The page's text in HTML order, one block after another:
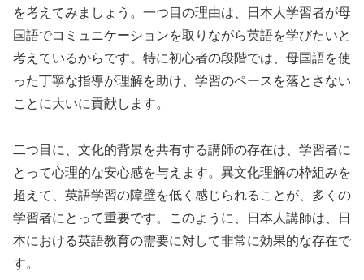
を考えてみましょう。一つ目の理由は、日本人学習者が母
国語でコミュニケーションを取りながら英語を学びたいと
考えているからです。特に初心者の段階では、母国語を使
った丁寧な指導が理解を助け、学習のペースを落とさない
ことに大いに貢献します。
二つ目に、文化的背景を共有する講師の存在は、学習者に
とって心理的な安心感を与えます。異文化理解の枠組みを
超えて、英語学習の障壁を低く感じられることが、多くの
学習者にとって重要です。このように、日本人講師は、日
本における英語教育の需要に対して非常に効果的な存在で
す。